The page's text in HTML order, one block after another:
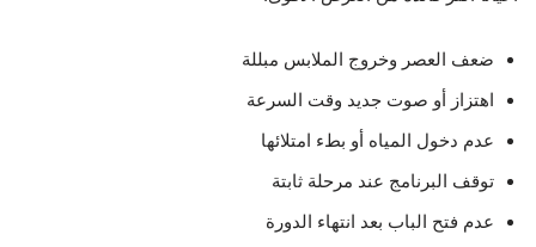
ضعف العصر وخروج الملابس مبللة
اهتزاز أو صوت جديد وقت السرعة
عدم دخول المياه أو بطء امتلائها
توقف البرنامج عند مرحلة ثابتة
عدم فتح الباب بعد انتهاء الدورة